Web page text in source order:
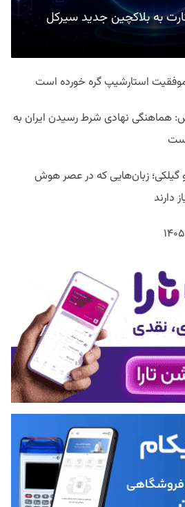
به بلاکچین جدید سیرکل
استارشیپ گره خورده است
نهادی شرط رسیدن ایران به
گیلکی؛ زبان‌هایی که در عصر هوش
دارند